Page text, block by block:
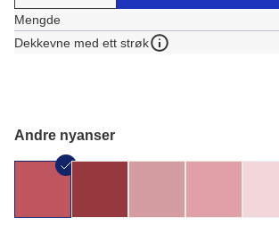
Mengde
Dekkevne med ett strøk
Andre nyanser